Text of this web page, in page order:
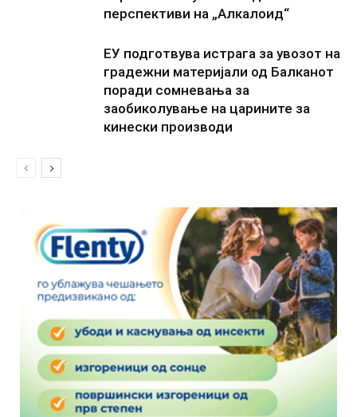
перспективи на „Алкалоид“
ЕУ подготвува истрага за увозот на
градежни материјали од Балканот
поради сомневања за
заобиколување на царините за
кинески производи